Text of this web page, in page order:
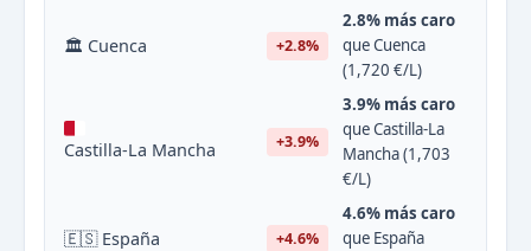
🏛 Cuenca +2.8%
2.8% más caro
que Cuenca
(1,720 €/L)
Castilla-La Mancha +3.9%
3.9% más caro
que Castilla-La
Mancha (1,703
€/L)
🇪🇸 España +4.6%
4.6% más caro
que España